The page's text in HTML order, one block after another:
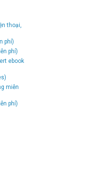
thoại,
phí)
phí)
ebook
miễn
phí)